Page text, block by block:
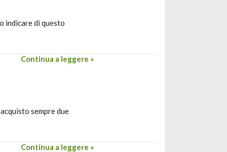
indicare di questo
Continua a leggere »
sempre due
Continua a leggere »